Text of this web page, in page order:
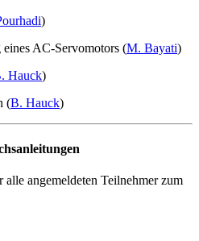
)
AC-Servomotors (M. Bayati)
Hauck)
(B. Hauck)
angemeldeten Teilnehmer zum